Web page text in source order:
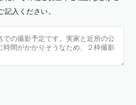
記入ください。